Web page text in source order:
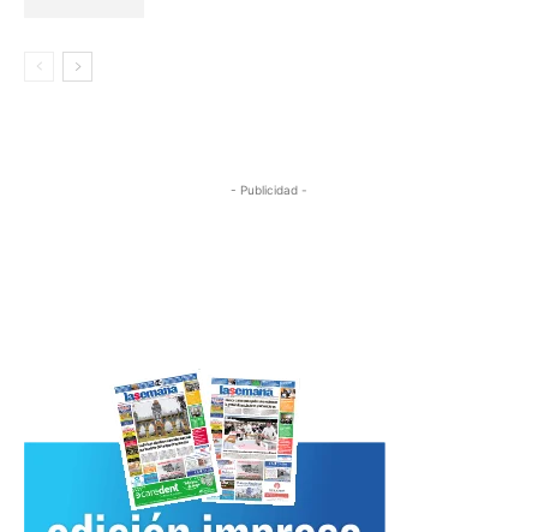
- Publicidad -